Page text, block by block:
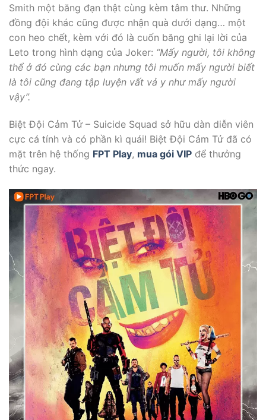
Smith một băng đạn thật cùng kèm tâm thư. Những
đồng đội khác cũng được nhận quà dưới dạng… một
con heo chết, kèm với đó là cuốn băng ghi lại lời của
Leto trong hình dạng của Joker: “Mấy người, tôi không
thể ở đó cùng các bạn nhưng tôi muốn mấy người biết
là tôi cũng đang tập luyện vất vả y như mấy người
vậy”.
Biệt Đội Cảm Tử – Suicide Squad sở hữu dàn diễn viên
cực cá tính và có phần kì quái! Biệt Đội Cảm Tử đã có
mặt trên hệ thống FPT Play, mua gói VIP để thưởng
thức ngay.